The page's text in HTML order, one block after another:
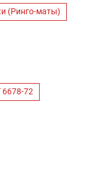
(Ринго-маты)
72